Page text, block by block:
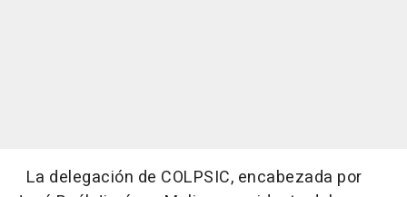
La delegación de COLPSIC, encabezada por